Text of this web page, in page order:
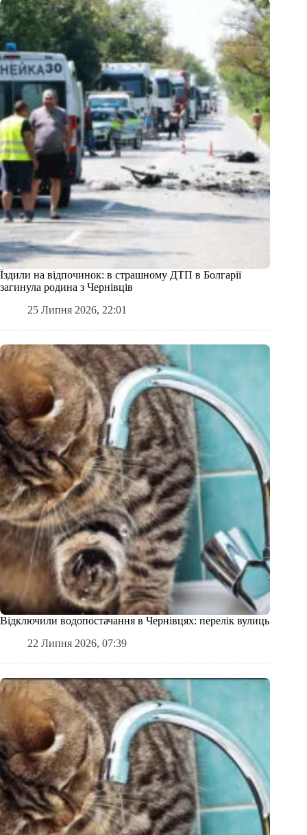
Їздили на відпочинок: в страшному ДТП в Болгарії
загинула родина з Чернівців
25 Липня 2026, 22:01
Відключили водопостачання в Чернівцях: перелік вулиць
22 Липня 2026, 07:39